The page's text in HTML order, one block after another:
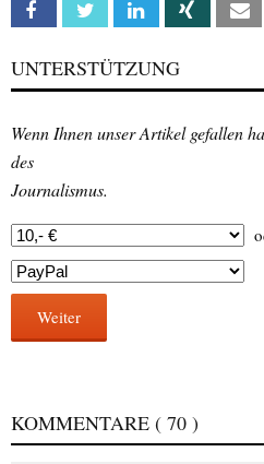
Facebook Twitter Linkedin Xing
UNTERSTÜTZUNG
Wenn Ihnen unser Artikel gefallen
des
Journalismus.
Weiter
KOMMENTARE ( 70 )